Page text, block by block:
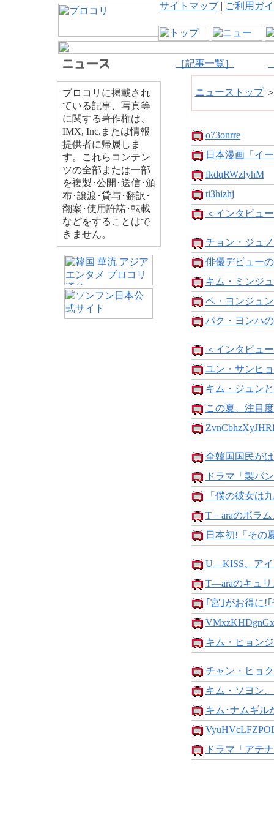
サイトマップ| ご利用ガ
［記事一覧］
ブロコリに掲載され
ている記事、写真等
に関する著作権は、
IMX, Inc.または情報
提供者に帰属しま
す。これらコンテン
ツの全部または一部
を複製･公開･送信･頒
布･譲渡･貸与･翻訳･
翻案･使用許諾･転載
などをすることはで
きません。
ニューストップ
o73onrre
日本漫画「イ
fkdqRWzIyhM
ti3hizhj
＜インタビュ
チョン・ジュ
俳優デビュー
キム・ミンジ
ペ・ヨンジュ
パク・ヨンハ
＜インタビュ
ユン・サンヒ
キム・ジュン
この夏、注目
全韓国国民が
ドラマ「製パ
「僕の彼女は
T－araのボラ
日本初!「その
U―KISS、アイ
T―araのキュリ
｢宮｣がお得に!
キム・ヒョン
チャン・ヒョ
キム・ソヨン
キム･ナムギル
ドラマ「アテ